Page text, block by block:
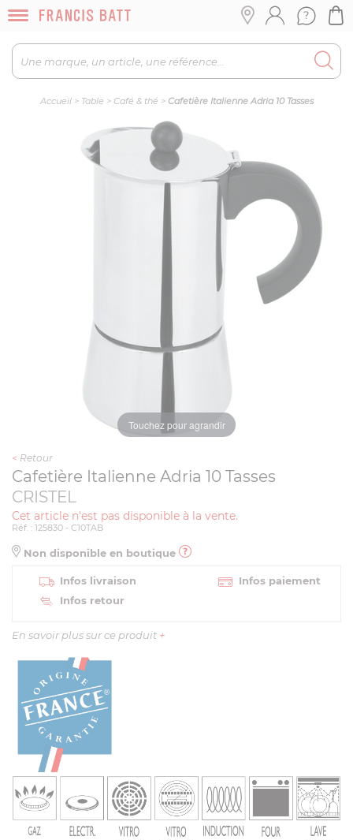
Accueil> Table > Café & thé > Cafetière Italienne Adria 10 Tasses
Touchez pour agrandir
< Retour
Cafetière Italienne Adria 10 Tasses
CRISTEL
Cet article n'est pas disponible à la vente.
Réf. : 125830 - C10TAB
Non disponible en boutique
Infos livraison
Infos paiement
Infos retour
En savoir plus sur ce produit +